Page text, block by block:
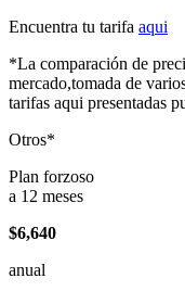
Encuentra tu tarifa aqui
*La comparación de
mercado,tomada de
tarifas aqui presentadas
Otros*
Plan forzoso
a 12 meses
$6,640
anual